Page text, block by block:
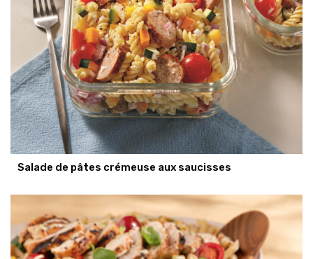
Salade de pâtes crémeuse aux saucisses